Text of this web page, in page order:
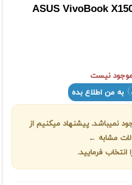
ASUS VivoBook
نیست
به من اطلاع بده
نمیباشد. پیشنهاد میکنیم از
مشابه ←
انتخاب فرمایید.